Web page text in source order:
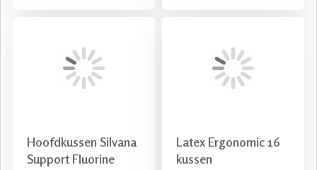
Hoofdkussen Silvana
Support Fluorine
Latex Ergonomic 16
kussen